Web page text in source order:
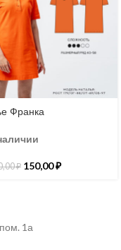
Франка
₽ 150,00₽
1а